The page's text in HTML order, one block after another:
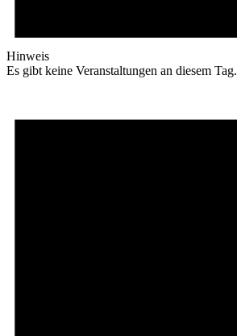
Hinweis
Es gibt keine Veranstaltungen an diesem Tag.